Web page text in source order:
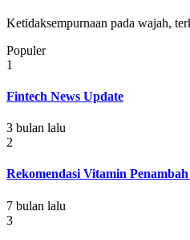
Ketidaksempurnaan pada wajah,
Populer
1
Fintech News Update
3 bulan lalu
2
Rekomendasi Vitamin
7 bulan lalu
3